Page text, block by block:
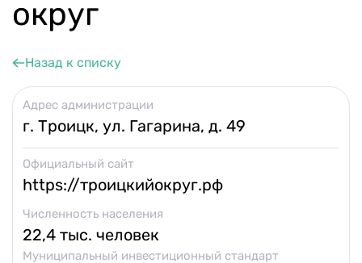
Контакты и обратная связь
8 (800) 350 24 74
округ
Назад к списку
Адрес администрации
г. Троицк, ул. Гагарина, д. 49
Официальный сайт
https://троицкийокруг.рф
Численность населения
22,4 тыс. человек
Муниципальный инвестиционный стандарт